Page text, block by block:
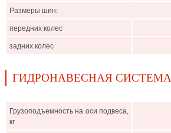
Размеры шин:
передних колес
задних колес
ГИДРОНАВЕСНАЯ СИСТЕМА
Грузоподъемность на оси подвеса,
кг